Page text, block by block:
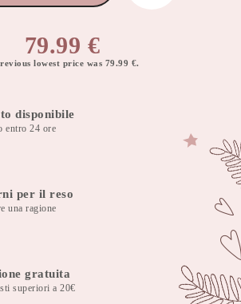
79.99 €
lowest price was 79.99 €.
disponibile
entro 24 ore
per il reso
una ragione
gratuita
superiori a 20€